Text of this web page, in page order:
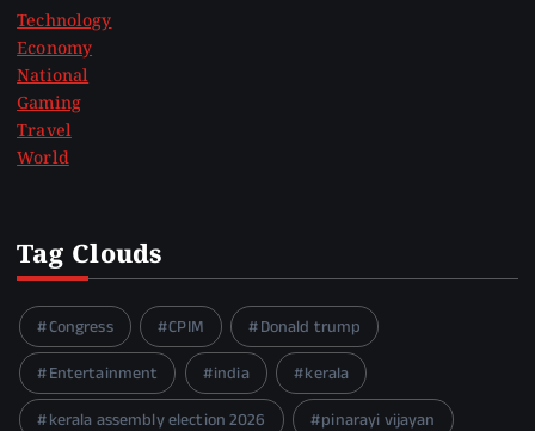
Technology
Economy
National
Gaming
Travel
World
Tag Clouds
Congress CPIM
Donald trump
Entertainment
india
kerala
kerala assembly election 2026
pinarayi vijayan